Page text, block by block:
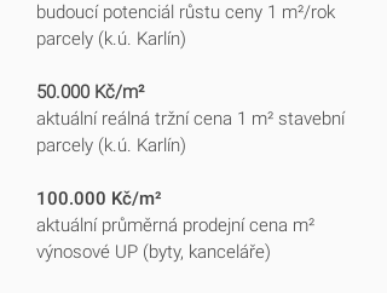
budoucí potenciál růstu ceny 1 m²/rok
parcely (k.ú. Karlín)
50.000 Kč/m²
aktuální reálná tržní cena 1 m² stavební
parcely (k.ú. Karlín)
100.000 Kč/m²
aktuální průměrná prodejní cena m²
výnosové UP (byty, kanceláře)